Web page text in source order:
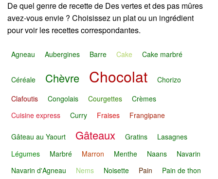
De quel genre de recette de Des vertes et des pas mûres
avez-vous envie ? Choisissez un plat ou un ingrédient
pour voir les recettes correspondantes.
Agneau Aubergines Barre Cake Cake marbré
Céréale Chèvre Chocolat
Chorizo
Clafoutis
Congolais Courgettes
Crèmes
Cuisine express
Curry Fraises Frangipane
Gâteau au Yaourt Gâteaux Gratins
Lasagnes
Légumes
Marbré Marron Menthe Naans
Navarin
Navarin d'Agneau
Nems Noisette Pain
Pain de thon